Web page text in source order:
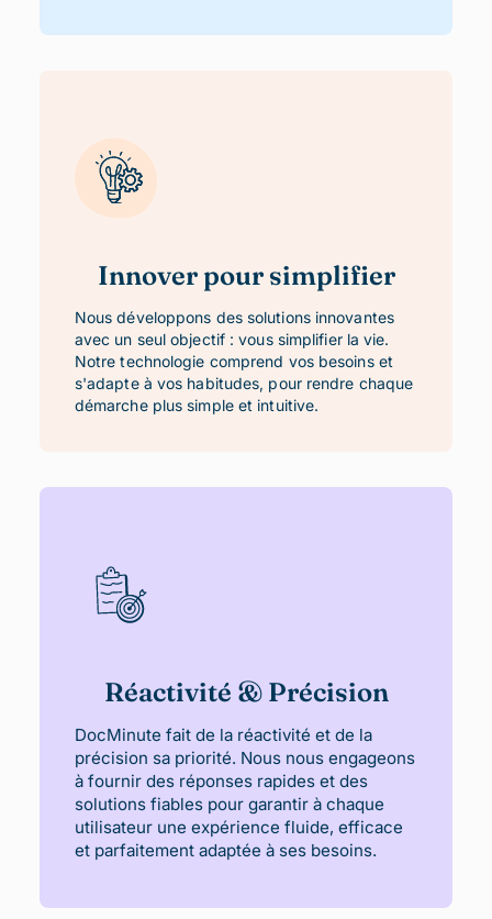
Innover pour simplifier
Nous développons des solutions innovantes
avec un seul objectif : vous simplifier la vie.
Notre technologie comprend vos besoins et
s'adapte à vos habitudes, pour rendre chaque
démarche plus simple et intuitive.
Réactivité & Précision
DocMinute fait de la réactivité et de la
précision sa priorité. Nous nous engageons
à fournir des réponses rapides et des
solutions fiables pour garantir à chaque
utilisateur une expérience fluide, efficace
et parfaitement adaptée à ses besoins.